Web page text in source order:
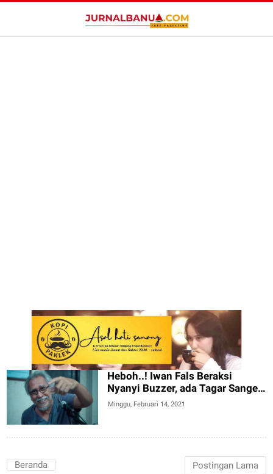
Heboh..! Iwan Fals Beraksi
Nyanyi Buzzer, ada Tagar Sange
Ah...
Minggu, Februari 14, 2021
Postingan Lama
Beranda